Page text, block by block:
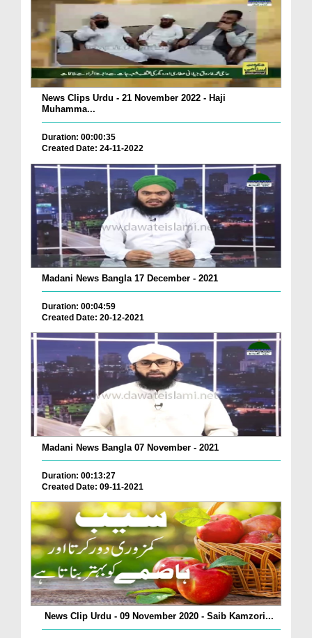
News Clips Urdu - 21 November 2022 - Haji
Muhamma...
Duration: 00:00:35
Created Date: 24-11-2022
Madani News Bangla 17 December - 2021
Duration: 00:04:59
Created Date: 20-12-2021
Madani News Bangla 07 November - 2021
Duration: 00:13:27
Created Date: 09-11-2021
News Clip Urdu - 09 November 2020 - Saib Kamzori...